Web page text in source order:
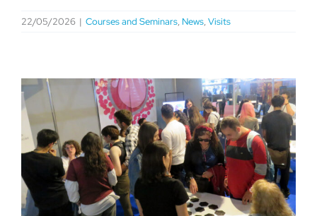
22/05/2026 | Courses and Seminars, News,Visits